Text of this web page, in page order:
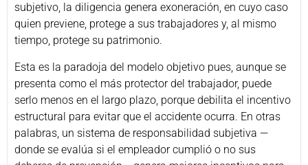
subjetivo, la diligencia genera exoneración, en cuyo caso
quien previene, protege a sus trabajadores y, al mismo
tiempo, protege su patrimonio.
Esta es la paradoja del modelo objetivo pues, aunque se
presenta como el más protector del trabajador, puede
serlo menos en el largo plazo, porque debilita el incentivo
estructural para evitar que el accidente ocurra. En otras
palabras, un sistema de responsabilidad subjetiva —
donde se evalúa si el empleador cumplió o no sus